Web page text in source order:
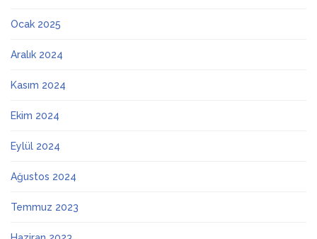
Ocak 2025
Aralık 2024
Kasım 2024
Ekim 2024
Eylül 2024
Ağustos 2024
Temmuz 2023